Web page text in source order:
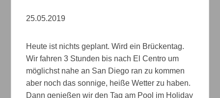
25.05.2019
Heute ist nichts geplant. Wird ein Brückentag.
Wir fahren 3 Stunden bis nach El Centro um
möglichst nahe an San Diego ran zu kommen
aber noch das sonnige, heiße Wetter zu haben.
Dann genießen wir den Tag am Pool im Holiday